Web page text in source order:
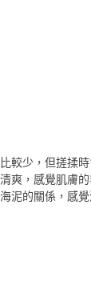
較少，但搓揉
爽，感覺肌膚
泥的關係，感